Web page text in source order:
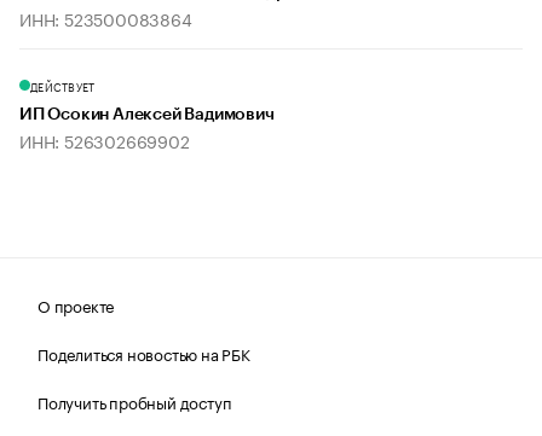
ИНН: 523500083864
ДЕЙСТВУЕТ
ИП Осокин Алексей Вадимович
ИНН: 526302669902
О проекте
Поделиться новостью на РБК
Получить пробный доступ